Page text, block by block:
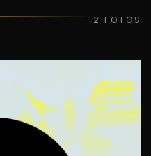
2 FOTOS